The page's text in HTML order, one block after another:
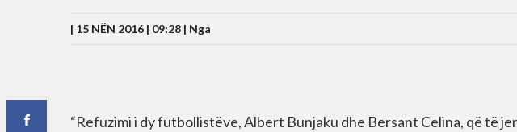
| 15 NËN 2016 | 09:28 | Nga
“Refuzimi i dy futbollistëve, Albert Bunjaku dhe Bersant Celina, që të